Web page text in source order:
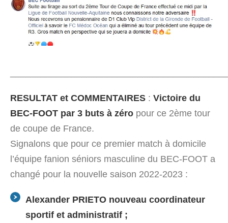
RESULTAT et COMMENTAIRES : Victoire du
BEC-FOOT par 3 buts à zéro pour ce 2ème tour
de coupe de France.
Signalons que pour ce premier match à domicile
l’équipe fanion séniors masculine du BEC-FOOT a
changé pour la nouvelle saison 2022-2023 :
Alexander PRIETO nouveau coordinateur
sportif et administratif ;